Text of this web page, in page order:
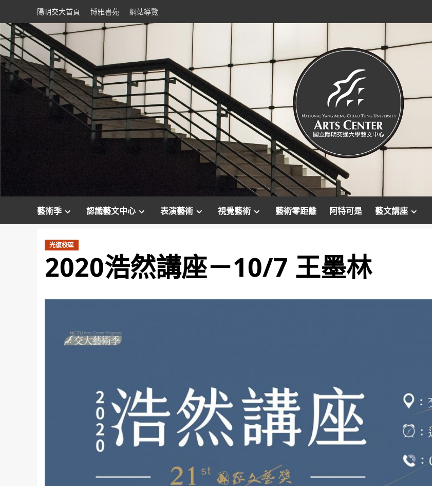
content
陽明交大首頁 博雅書苑 網站導覽
藝術季 認識藝文中心 表演藝術 視覺藝術 藝術零距離 阿特可是 藝文講座
光復校區
2020浩然講座－10/7 王墨林